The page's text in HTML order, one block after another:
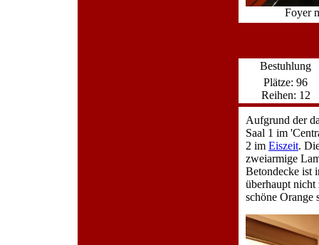
Foyer
Bestuhlung
Plätze: 96
Reihen: 12
Aufgrund der
Saal 1 im
2 im Eiszeit.
zweiarmige
Betondecke ist
überhaupt
schöne Orange